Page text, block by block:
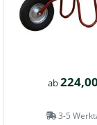
ab
3-5